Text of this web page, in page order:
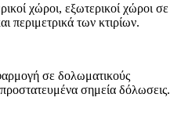
χώροι, εξωτερικοί χώροι σε
περιμετρικά των κτιρίων.
σε δολωματικούς
σημεία δόλωσεις.